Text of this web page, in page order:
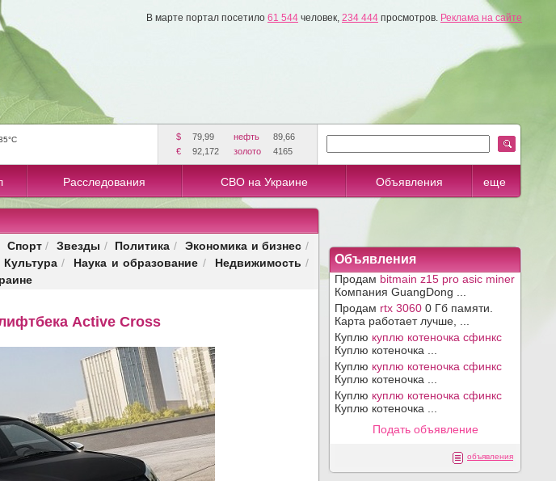
В марте портал посетило 61 544 человек, 234 444 просмотров. Реклама на сайте
$ 79,99 нефть
89,66
€
92,172 золото 4165
Расследования СВО на Украине Объявления еще
Спорт/ Звезды / Политика / Экономика и бизнес /
Культура/ Наука и образование / Недвижимость /
Active Cross
Объявления
Продам bitmain z15 pro asic miner
Компания GuangDong ...
Продам rtx 3060 0 Гб памяти.
Карта работает лучше, ...
Куплю куплю котеночка сфинкс
Куплю котеночка ...
Куплю куплю котеночка сфинкс
Куплю котеночка ...
Куплю куплю котеночка сфинкс
Куплю котеночка ...
Подать объявление
объявления